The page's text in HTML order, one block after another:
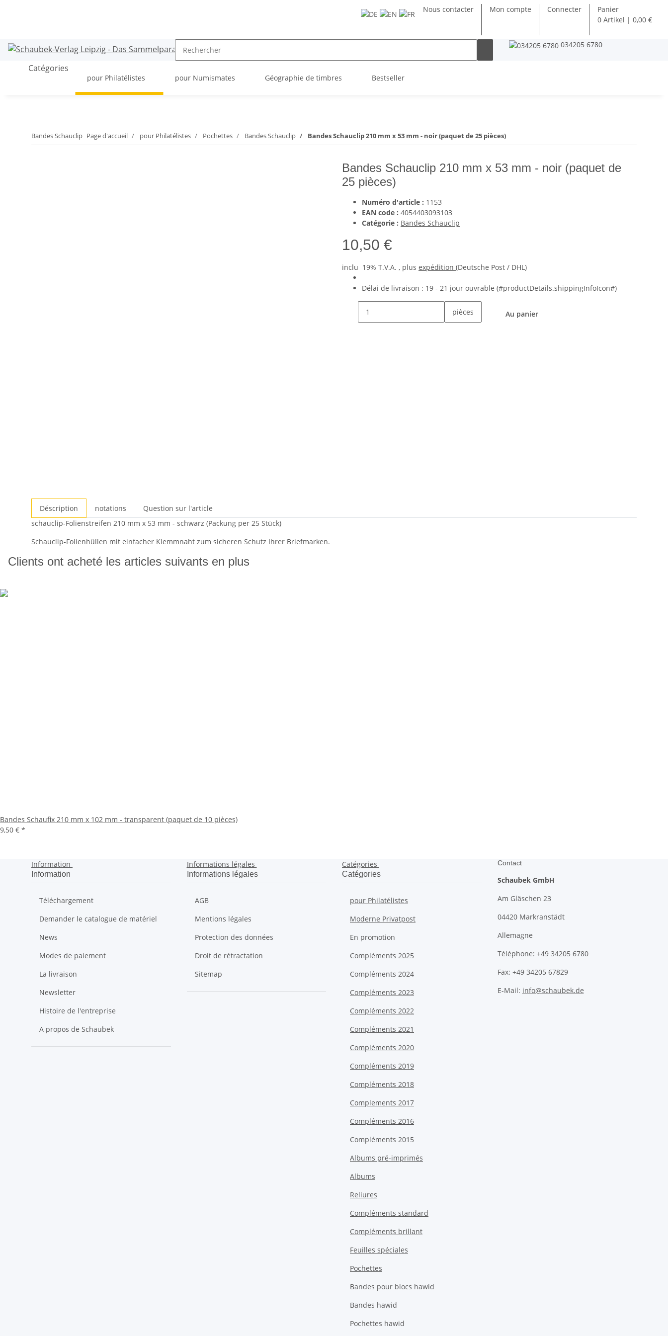
Nous contacter Mon compte Connecter
Panier
0 Artikel | 0,00 €
034205 6780
Catégories
pour Philatélistes pour Numismates Géographie de timbres Bestseller
Bandes Schauclip Page d'accueil pour Philatélistes Pochettes Bandes Schauclip Bandes Schauclip 210 mm x 53 mm - noir (paquet de 25 pièces)
Bandes Schauclip 210 mm x 53 mm - noir (paquet de
25 pièces)
Numéro d'article : 1153
EAN code : 4054403093103
Catégorie : Bandes Schauclip
10,50 €
inclu 19% T.V.A. , plus expédition (Deutsche Post / DHL)
Délai de livraison : 19 - 21 jour ouvrable (#productDetails.shippingInfoIcon#)
pièces Au panier
Déscription notations
Question sur l'article
schauclip-Folienstreifen 210 mm x 53 mm - schwarz (Packung per 25 Stück)
Schauclip-Folienhüllen mit einfacher Klemmnaht zum sicheren Schutz Ihrer Briefmarken.
Clients ont acheté les articles suivants en plus
Bandes Schaufix 210 mm x 102 mm - transparent (paquet de 10 pièces)
9,50 € *
Information
Information
Téléchargement
Demander le catalogue de matériel
News
Modes de paiement
La livraison
Newsletter
Histoire de l'entreprise
A propos de Schaubek
Informations légales
Informations légales
AGB
Mentions légales
Protection des données
Droit de rétractation
Sitemap
Catégories
Catégories
pour Philatélistes
Moderne Privatpost
En promotion
Compléments 2025
Compléments 2024
Compléments 2023
Compléments 2022
Compléments 2021
Compléments 2020
Compléments 2019
Compléments 2018
Complements 2017
Compléments 2016
Compléments 2015
Albums pré-imprimés
Albums
Reliures
Compléments standard
Compléments brillant
Feuilles spéciales
Pochettes
Bandes pour blocs hawid
Bandes hawid
Pochettes hawid
Contact
Schaubek GmbH
Am Gläschen 23
04420 Markranstädt
Allemagne
Téléphone: +49 34205 6780
Fax: +49 34205 67829
E-Mail: info@schaubek.de